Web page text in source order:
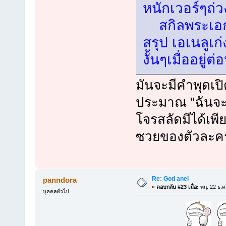
หนักเวอร์ๆถ่
สกิลพระเอ
สรุป เอเนลูเ
งั้นๆเมื่ออยู่ต่
มันจะมีคำพุดเ
ประมาณ "ฉันจ
โจรสลัดมีได้เ
ซวยของตัวละ
panndora
บุคคลทั่วไป
Re: God anel
« ตอบกลับ #23 เมื่อ: พฤ. 22 ธ.ค